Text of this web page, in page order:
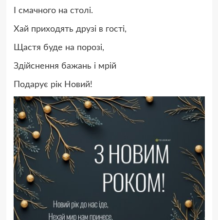
І смачного на столі.
Хай приходять друзі в гості,
Щастя буде на порозі,
Здійснення бажань і мрій
Подарує рік Новий!